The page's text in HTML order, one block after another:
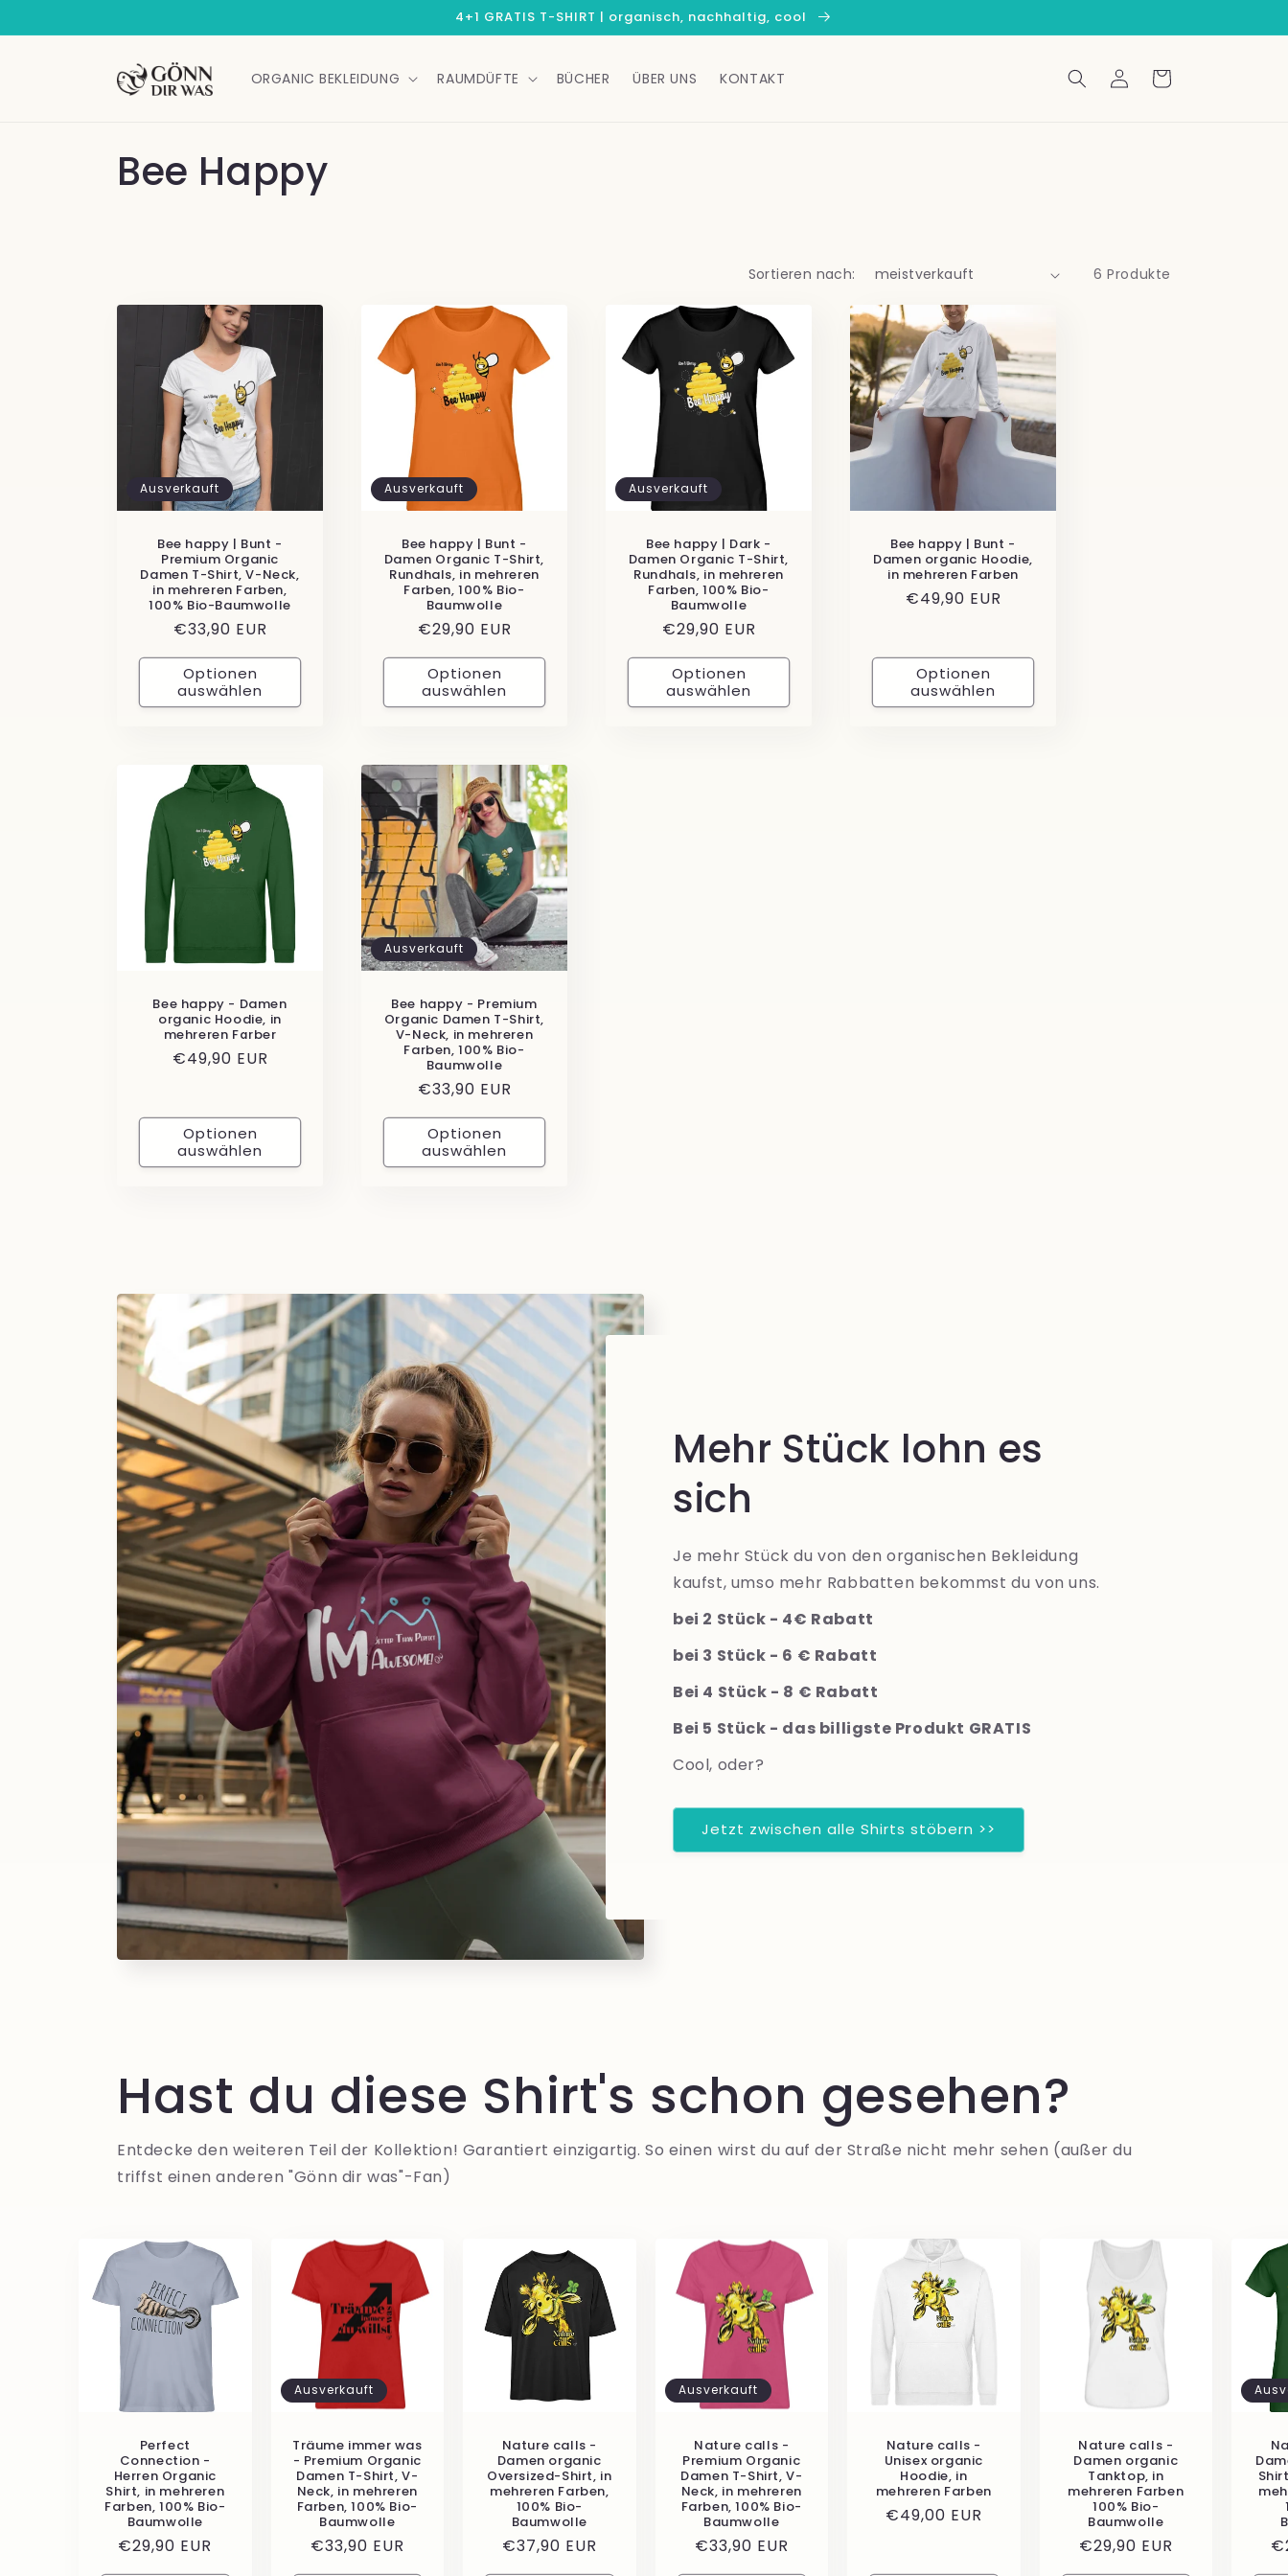
Inhalt
4+1 GRATIS T-SHIRT | organisch, nachhaltig, cool
ORGANIC BEKLEIDUNG RAUMDÜFTE BÜCHER ÜBER UNS KONTAKT EinloggenWarenkorb
K
e
g
i
Bee Happy
Sortieren nach: 6 Produkte
Ausverkauft
Bee happy | Bunt -
Premium Organic
Damen T-Shirt, V-Neck,
in mehreren Farben,
100% Bio-Baumwolle
Normaler
Preis
€33,90 EUR
Optionen
auswählen
Ausverkauft
Bee happy | Bunt -
Damen Organic T-Shirt,
Rundhals, in mehreren
Farben, 100% Bio-
Baumwolle
Normaler
Preis
€29,90 EUR
Optionen
auswählen
Ausverkauft
Bee happy | Dark -
Damen Organic T-Shirt,
Rundhals, in mehreren
Farben, 100% Bio-
Baumwolle
Normaler
Preis
€29,90 EUR
Optionen
auswählen
Bee happy | Bunt -
Damen organic Hoodie,
in mehreren Farben
Normaler
€49,90 EUR
Optionen
auswählen
Bee happy - Damen
organic Hoodie, in
mehreren Farber
Normaler
€49,90 EUR
Optionen
auswählen
Ausverkauft
Bee happy - Premium
Organic Damen T-Shirt,
V-Neck, in mehreren
Farben, 100% Bio-
Baumwolle
Normaler
Preis
€33,90 EUR
Optionen
auswählen
Mehr Stück lohn es
sich
Je mehr Stück du von den organischen Bekleidung
kaufst, umso mehr Rabbatten bekommst du von uns.
bei 2 Stück - 4€ Rabatt
bei 3 Stück - 6 € Rabatt
Bei 4 Stück - 8 € Rabatt
Bei 5 Stück - das billigste Produkt GRATIS
Cool, oder?
Jetzt zwischen alle Shirts stöbern >>
Hast du diese Shirt's schon gesehen?
Entdecke den weiteren Teil der Kollektion! Garantiert einzigartig. So einen wirst du auf der Straße nicht mehr sehen (außer du
triffst einen anderen "Gönn dir was"-Fan)
Perfect
Connection -
Herren Organic
Shirt, in mehreren
Farben, 100% Bio-
Baumwolle
Normaler
Preis
€29,90 EUR
Ausverkauft
Träume immer was
- Premium Organic
Damen T-Shirt, V-
Neck, in mehreren
Farben, 100% Bio-
Baumwolle
Normaler
Preis
€33,90 EUR
Nature calls -
Damen organic
Oversized-Shirt, in
mehreren Farben,
100% Bio-
Baumwolle
Normaler
Preis
€37,90 EUR
Ausverkauft
Nature calls -
Premium Organic
Damen T-Shirt, V-
Neck, in mehreren
Farben, 100% Bio-
Baumwolle
Normaler
Preis
€33,90 EUR
Nature calls -
Unisex organic
Hoodie, in
mehreren Farben
Normaler
€49,00 EUR
Nature calls -
Damen organic
Tanktop, in
mehreren Farben
100% Bio-
Baumwolle
Normaler
Preis
€29,90 EUR